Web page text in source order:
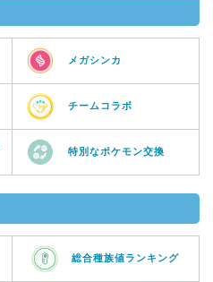
メガシンカ
チームコラボ
特別なポケモン交換
総合種族値ランキング